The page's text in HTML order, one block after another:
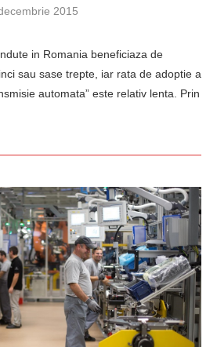
2015
in Romania beneficiaza de
sau sase trepte, iar rata de adoptie a
automata” este relativ lenta. Prin